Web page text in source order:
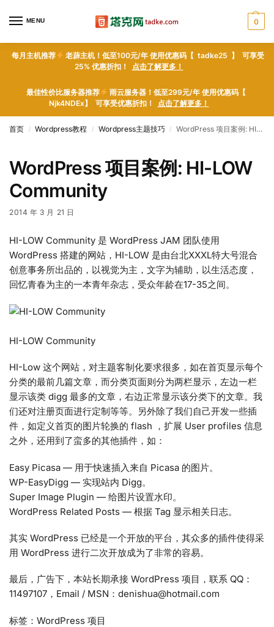
MENU 0
每月主机推荐
老薜主机！低至100元/年 使用优惠码【 tadke25 】 可享受
25% 优惠折扣！ 点击了解更多！
最佳性价比服务器推荐
雨云服务器！低至299元/年 使用优惠码【
Njk4NDEx】 可享受优惠折扣！ 点击了解更多！
首页 / Wordpress教程 / Wordpress主题技巧 / WordPress 项目案例: HI-LOW Community
WordPress 项目案例: HI-LOW
Community
2014 年 3 月 21 日
HI-LOW Community 是 WordPress JAM 团队使用
WordPress 搭建的网站，HI-LOW 是由台北XXXL特大号混合
创意事务所出品的，以视觉为主，文字为辅助，以生活态度，
回忆青春为主的一本青年杂志，受众年龄在17-35之间。
HI-LOW Community
HI-Low 这个网站，对主题客制化要求很多，如在首页显示每个
分类的最前几篇文章，而分类页面则分为两栏显示，左边一栏
显示该类 digg 最多的文章，右边正常显示该分类下的文章。我
们还对注册页面进行定制等等。另外除了我们自己开发一些插
件，如定义首页的图片轮换的 flash ，扩展 User profiles 信息
之外，还用到了蛮多的其他插件，如：
Easy Picasa — 用于快速插入来自 Picasa 的图片。
WP-EasyDigg — 实现站内 Digg。
Super Image Plugin — 给图片设置水印。
WordPress Related Posts — 根据 Tag 显示相关日志。
其实 WordPress 已经是一个开放的平台，其众多的插件使得采
用 WordPress 进行二次开放成为了非常的容易。
最后，广告下，本站长期承接 WordPress 项目，联系 QQ：
11497107，Email / MSN：denishua@hotmail.com
标签：WordPress 项目